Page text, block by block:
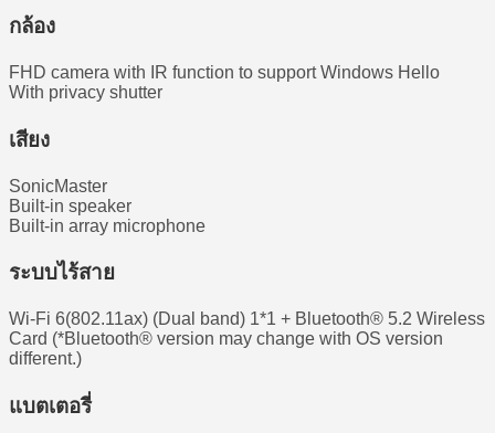
กล้อง
FHD camera with IR function to support Windows Hello
With privacy shutter
เสียง
SonicMaster
Built-in speaker
Built-in array microphone
ระบบไร้สาย
Wi-Fi 6(802.11ax) (Dual band) 1*1 + Bluetooth® 5.2 Wireless
Card (*Bluetooth® version may change with OS version
different.)
แบตเตอรี่